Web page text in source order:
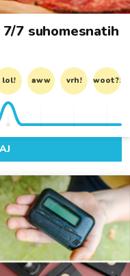
7 suhomesnatih
lol! aww vrh! woot?!